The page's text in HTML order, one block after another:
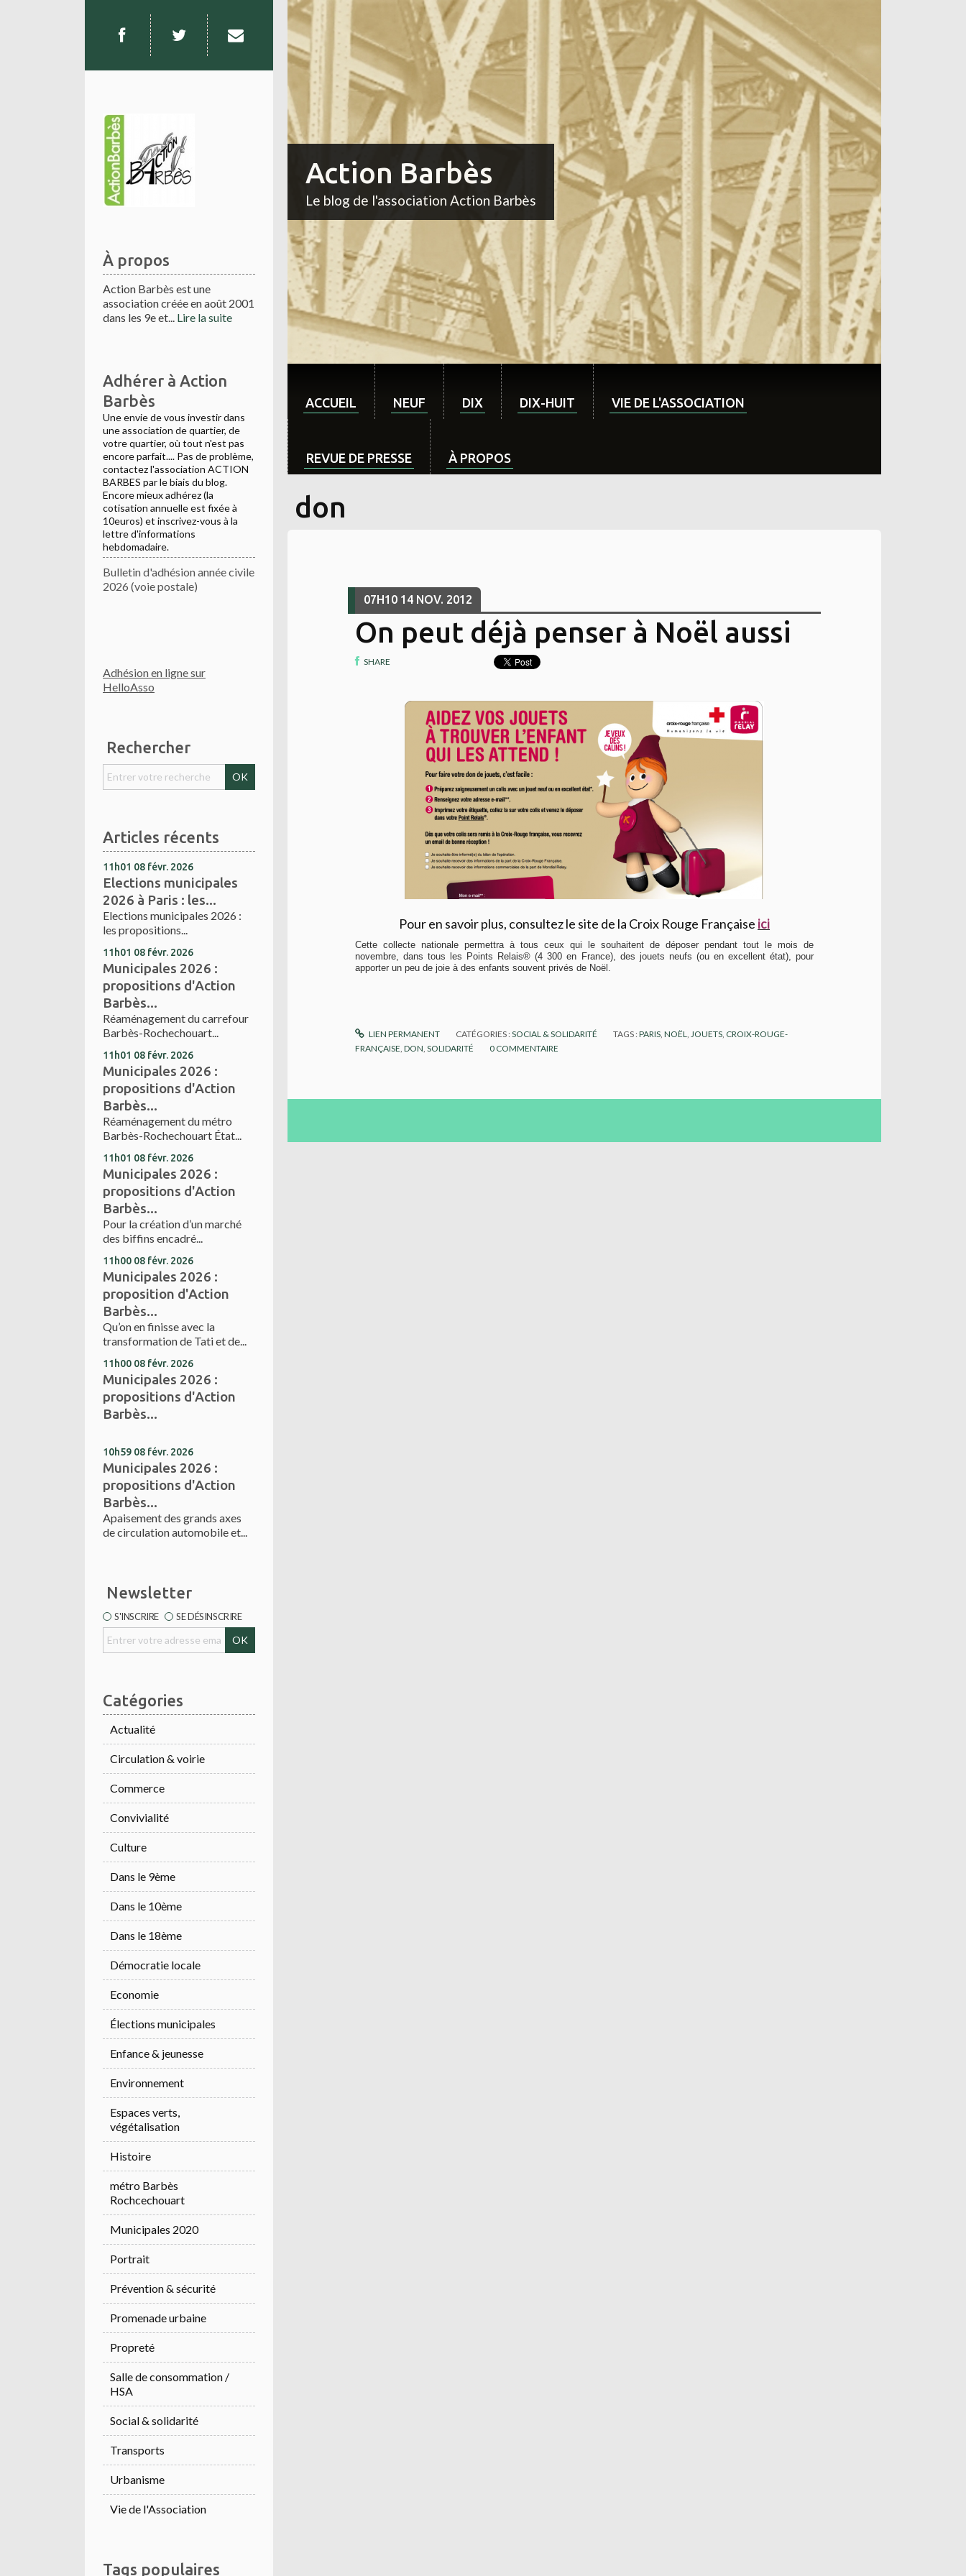
À propos
Action Barbès est une
association créée en août 2001
dans les 9e et... Lire la suite
Adhérer à Action
Barbès
Une envie de vous investir dans
une association de quartier, de
votre quartier, où tout n'est pas
encore parfait.... Pas de problème,
contactez l'association ACTION
BARBES par le biais du blog.
Encore mieux adhérez (la
cotisation annuelle est fixée à
10euros) et inscrivez-vous à la
lettre d'informations
hebdomadaire.
Bulletin d'adhésion année civile
2026 (voie postale)
Adhésion en ligne sur
HelloAsso
Rechercher
Articles récents
11h01 08 févr. 2026
Elections municipales
2026 à Paris : les...
Elections municipales 2026 :
les propositions...
11h01 08 févr. 2026
Municipales 2026 :
propositions d'Action
Barbès...
Réaménagement du carrefour
Barbès-Rochechouart...
11h01 08 févr. 2026
Municipales 2026 :
propositions d'Action
Barbès...
Réaménagement du métro
Barbès-Rochechouart État...
11h01 08 févr. 2026
Municipales 2026 :
propositions d'Action
Barbès...
Pour la création d’un marché
des biffins encadré...
11h00 08 févr. 2026
Municipales 2026 :
proposition d'Action
Barbès...
Qu’on en finisse avec la
transformation de Tati et de...
11h00 08 févr. 2026
Municipales 2026 :
propositions d'Action
Barbès...
10h59 08 févr. 2026
Municipales 2026 :
propositions d'Action
Barbès...
Apaisement des grands axes
de circulation automobile et...
Newsletter
S'INSCRIRE SE DÉSINSCRIRE
Catégories
Actualité
Circulation & voirie
Commerce
Convivialité
Culture
Dans le 9ème
Dans le 10ème
Dans le 18ème
Démocratie locale
Economie
Élections municipales
Enfance & jeunesse
Environnement
Espaces verts,
végétalisation
Histoire
métro Barbès
Rochcechouart
Municipales 2020
Portrait
Prévention & sécurité
Promenade urbaine
Propreté
Salle de consommation /
HSA
Social & solidarité
Transports
Urbanisme
Vie de l'Association
Tags populaires
Action Barbès
Le blog de l'association Action Barbès
ACCUEIL NEUF DIX DIX-HUIT VIE DE L'ASSOCIATION
REVUE DE PRESSE À PROPOS
don
07H10 14 NOV. 2012
On peut déjà penser à Noël aussi
SHARE
Pour en savoir plus, consultez le site de la Croix Rouge Française ici
Cette collecte nationale permettra à tous ceux qui le souhaitent de déposer pendant tout le mois de
novembre, dans tous les Points Relais® (4 300 en France), des jouets neufs (ou en excellent état), pour
apporter un peu de joie à des enfants souvent privés de Noël.
LIEN PERMANENT CATÉGORIES :SOCIAL & SOLIDARITÉ TAGS :PARIS ,NOËL JOUETS CROIX-ROUGE-
FRANÇAISE DON SOLIDARITÉ 0 COMMENTAIRE